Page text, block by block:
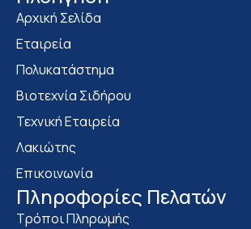
Αρχική Σελίδα
Εταιρεία
Πολυκατάστημα
Bιοτεχνία Σιδήρου
Τεχνική Εταιρεία
Λακιώτης
Επικοινωνία
Πληροφορίες Πελατών
Τρόποι Πληρωμής